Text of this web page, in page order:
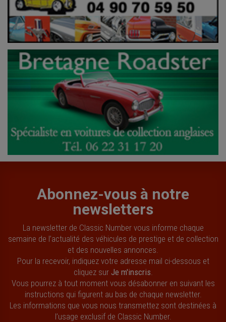
Abonnez-vous à notre
newsletters
La newsletter de Classic Number vous informe chaque
semaine de l’actualité des véhicules de prestige et de collection
et des nouvelles annonces.
Pour la recevoir, indiquez votre adresse mail ci-dessous et
cliquez sur Je m'inscris
Vous pourrez à tout moment vous désabonner en suivant les
instructions qui figurent au bas de chaque newsletter.
Les informations que vous nous transmettez sont destinées à
l’usage exclusif de Classic Number.